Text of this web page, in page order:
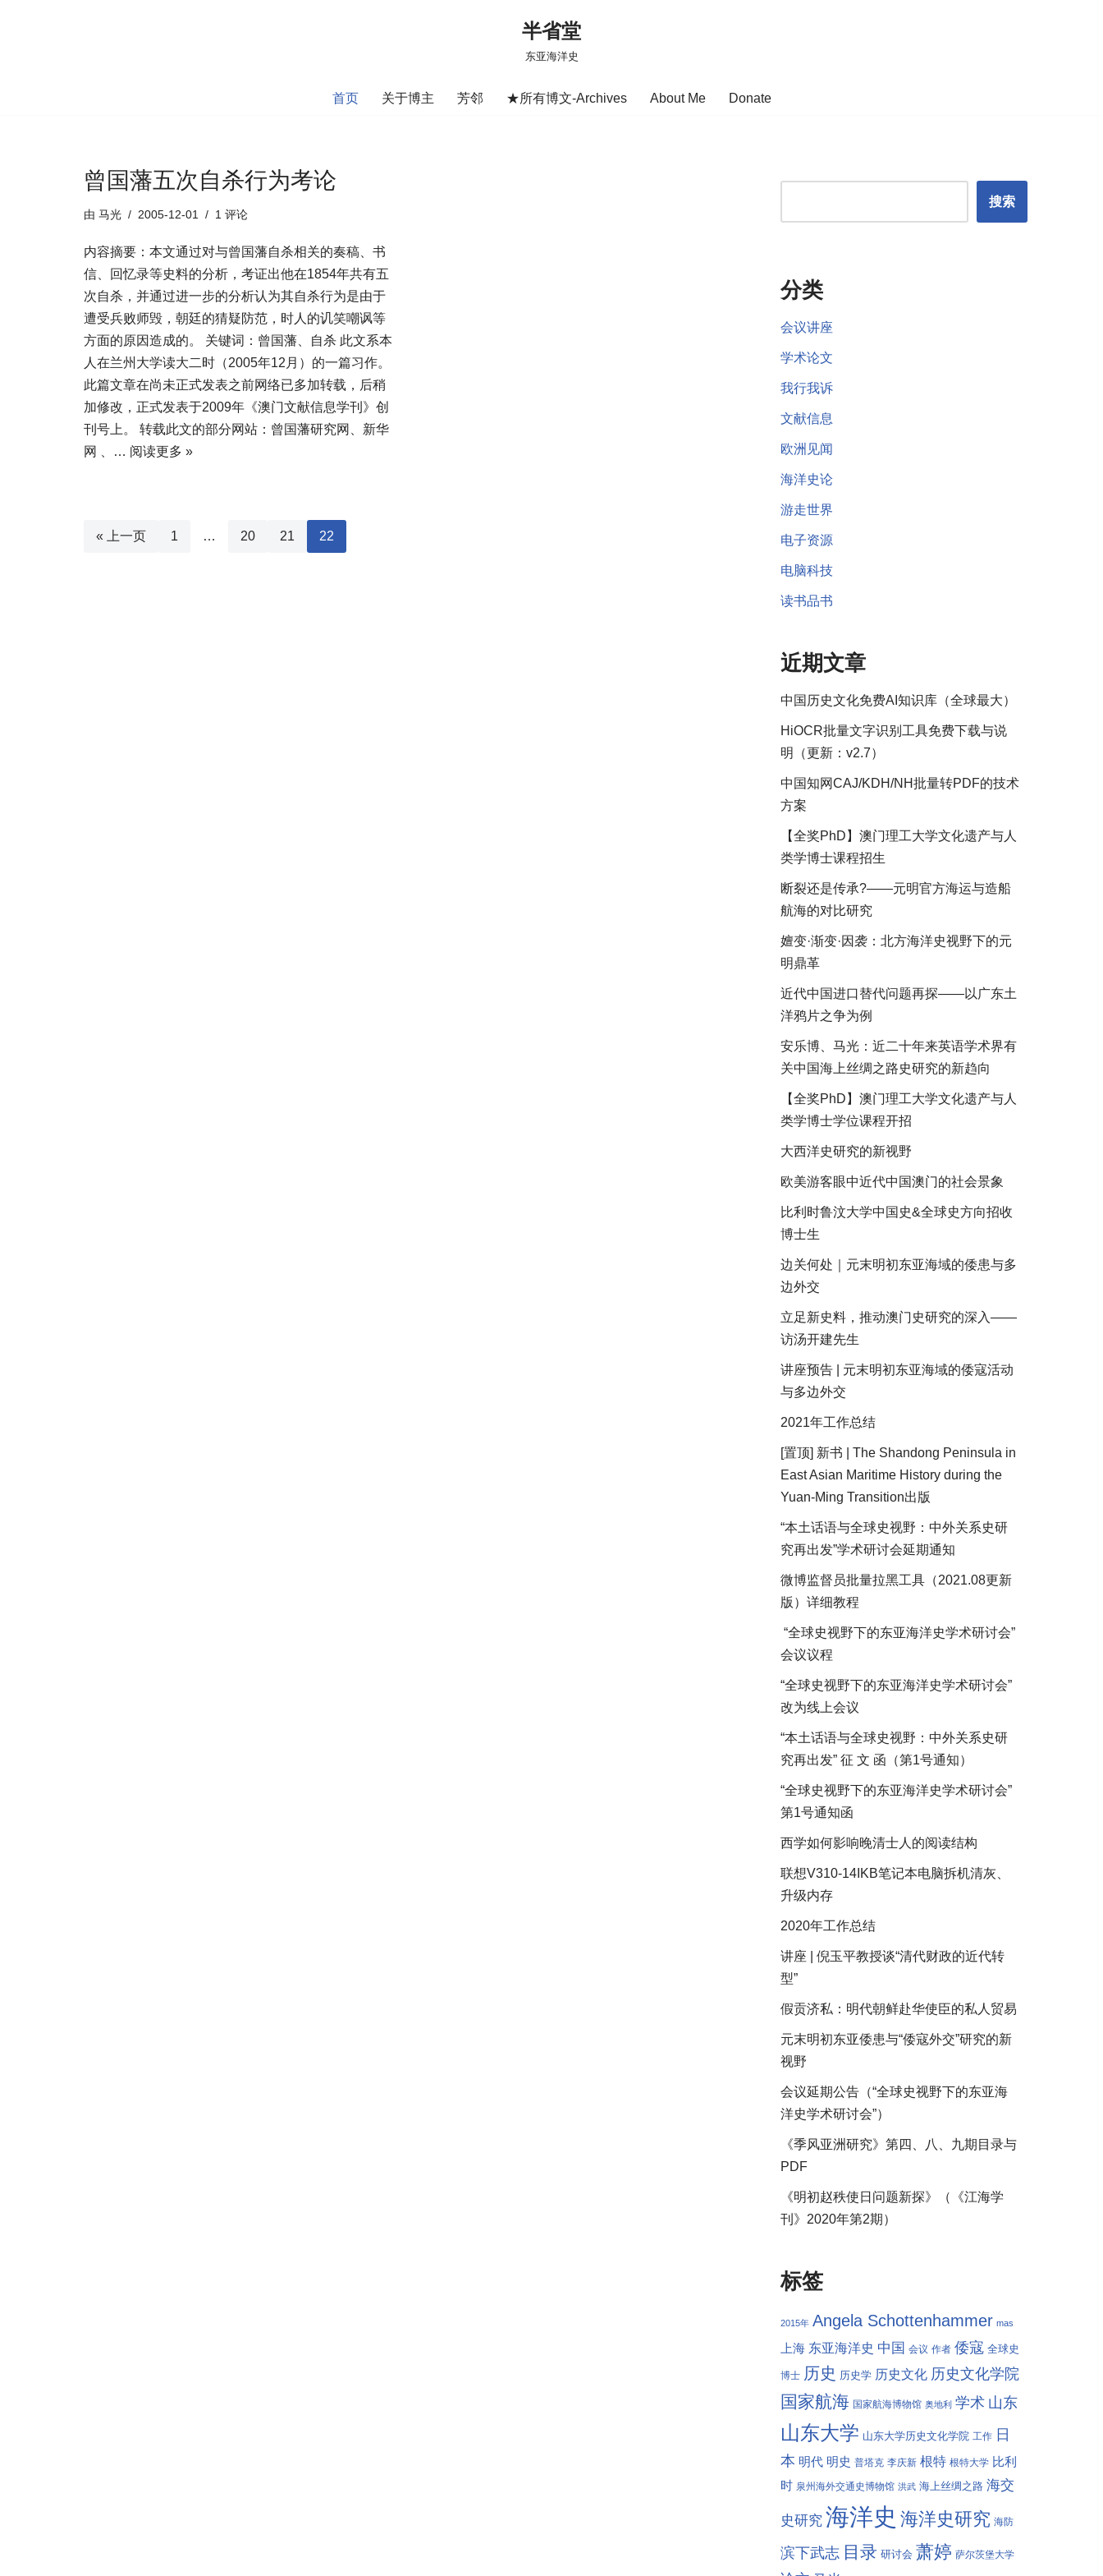
半省堂
东亚海洋史
首页 关于博主 芳邻 ★所有博文-Archives About Me Donate
曾国藩五次自杀行为考论
由 马光 2005-12-01 1 评论
内容摘要：本文通过对与曾国藩自杀相关的奏稿、书
信、回忆录等史料的分析，考证出他在1854年共有五
次自杀，并通过进一步的分析认为其自杀行为是由于
遭受兵败师毁，朝廷的猜疑防范，时人的讥笑嘲讽等
方面的原因造成的。 关键词：曾国藩、自杀 此文系本
人在兰州大学读大二时（2005年12月）的一篇习作。
此篇文章在尚未正式发表之前网络已多加转载，后稍
加修改，正式发表于2009年《澳门文献信息学刊》创
刊号上。 转载此文的部分网站：曾国藩研究网、新华
网 、… 阅读更多 »
« 上一页 1 … 20 21 22
搜索
分类
会议讲座
学术论文
我行我诉
文献信息
欧洲见闻
海洋史论
游走世界
电子资源
电脑科技
读书品书
近期文章
中国历史文化免费AI知识库（全球最大）
HiOCR批量文字识别工具免费下载与说
明（更新：v2.7）
中国知网CAJ/KDH/NH批量转PDF的技术
方案
【全奖PhD】澳门理工大学文化遗产与人
类学博士课程招生
断裂还是传承?——元明官方海运与造船
航海的对比研究
嬗变·渐变·因袭：北方海洋史视野下的元
明鼎革
近代中国进口替代问题再探——以广东土
洋鸦片之争为例
安乐博、马光：近二十年来英语学术界有
关中国海上丝绸之路史研究的新趋向
【全奖PhD】澳门理工大学文化遗产与人
类学博士学位课程开招
大西洋史研究的新视野
欧美游客眼中近代中国澳门的社会景象
比利时鲁汶大学中国史&全球史方向招收
博士生
边关何处｜元末明初东亚海域的倭患与多
边外交
立足新史料，推动澳门史研究的深入——
访汤开建先生
讲座预告 | 元末明初东亚海域的倭寇活动
与多边外交
2021年工作总结
[置顶] 新书 | The Shandong Peninsula in
East Asian Maritime History during the
Yuan-Ming Transition出版
“本土话语与全球史视野：中外关系史研
究再出发”学术研讨会延期通知
微博监督员批量拉黑工具（2021.08更新
版）详细教程
“全球史视野下的东亚海洋史学术研讨会”
会议议程
“全球史视野下的东亚海洋史学术研讨会”
改为线上会议
“本土话语与全球史视野：中外关系史研
究再出发” 征 文 函（第1号通知）
“全球史视野下的东亚海洋史学术研讨会”
第1号通知函
西学如何影响晚清士人的阅读结构
联想V310-14IKB笔记本电脑拆机清灰、
升级内存
2020年工作总结
讲座 | 倪玉平教授谈“清代财政的近代转
型”
假贡济私：明代朝鲜赴华使臣的私人贸易
元末明初东亚倭患与“倭寇外交”研究的新
视野
会议延期公告（“全球史视野下的东亚海
洋史学术研讨会”）
《季风亚洲研究》第四、八、九期目录与
PDF
《明初赵秩使日问题新探》（《江海学
刊》2020年第2期）
标签
2015年 Angela Schottenhammer mas
上海 东亚海洋史 中国 会议 作者 倭寇 全球史
博士 历史 历史学 历史文化 历史文化学院
国家航海 国家航海博物馆 奥地利 学术 山东
山东大学 山东大学历史文化学院 工作 日
本 明代 明史 普塔克 李庆新 根特 根特大学 比利
时 泉州海外交通史博物馆 洪武 海上丝绸之路 海交
史研究 海洋史 海洋史研究 海防
滨下武志 目录 研讨会 萧婷 萨尔茨堡大学